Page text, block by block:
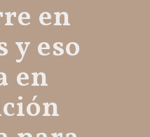
en
y eso
en